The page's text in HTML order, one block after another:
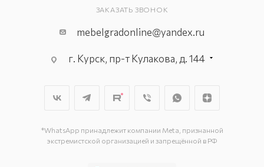
ЗАКАЗАТЬ ЗВОНОК
mebelgradonline@yandex.ru
г. Курск, пр-т Кулакова, д. 144
г. Курск, ул. Карла Маркса, д. 68
*WhatsApp принадлежит компании Meta, признанной
экстремистской организацией и запрещённой в РФ